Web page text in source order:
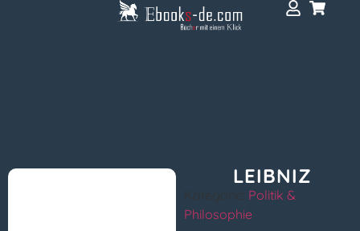
LEIBNIZ
Politik &
Philosophie